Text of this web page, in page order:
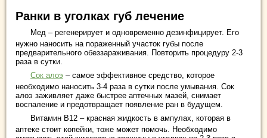
Ранки в уголках губ лечение
Мед – регенерирует и одновременно дезинфицирует. Его
нужно наносить на пораженный участок губы после
предварительного обеззараживания. Повторить процедуру 2-3
раза в сутки.
Сок алоэ – самое эффективное средство, которое
необходимо наносить 3-4 раза в сутки после умывания. Сок
алоэ заживляет даже быстрее аптечных мазей, снимает
воспаление и предотвращает появление ран в будущем.
Витамин В12 – красная жидкость в ампулах, которая в
аптеке стоит копейки, тоже может помочь. Необходимо